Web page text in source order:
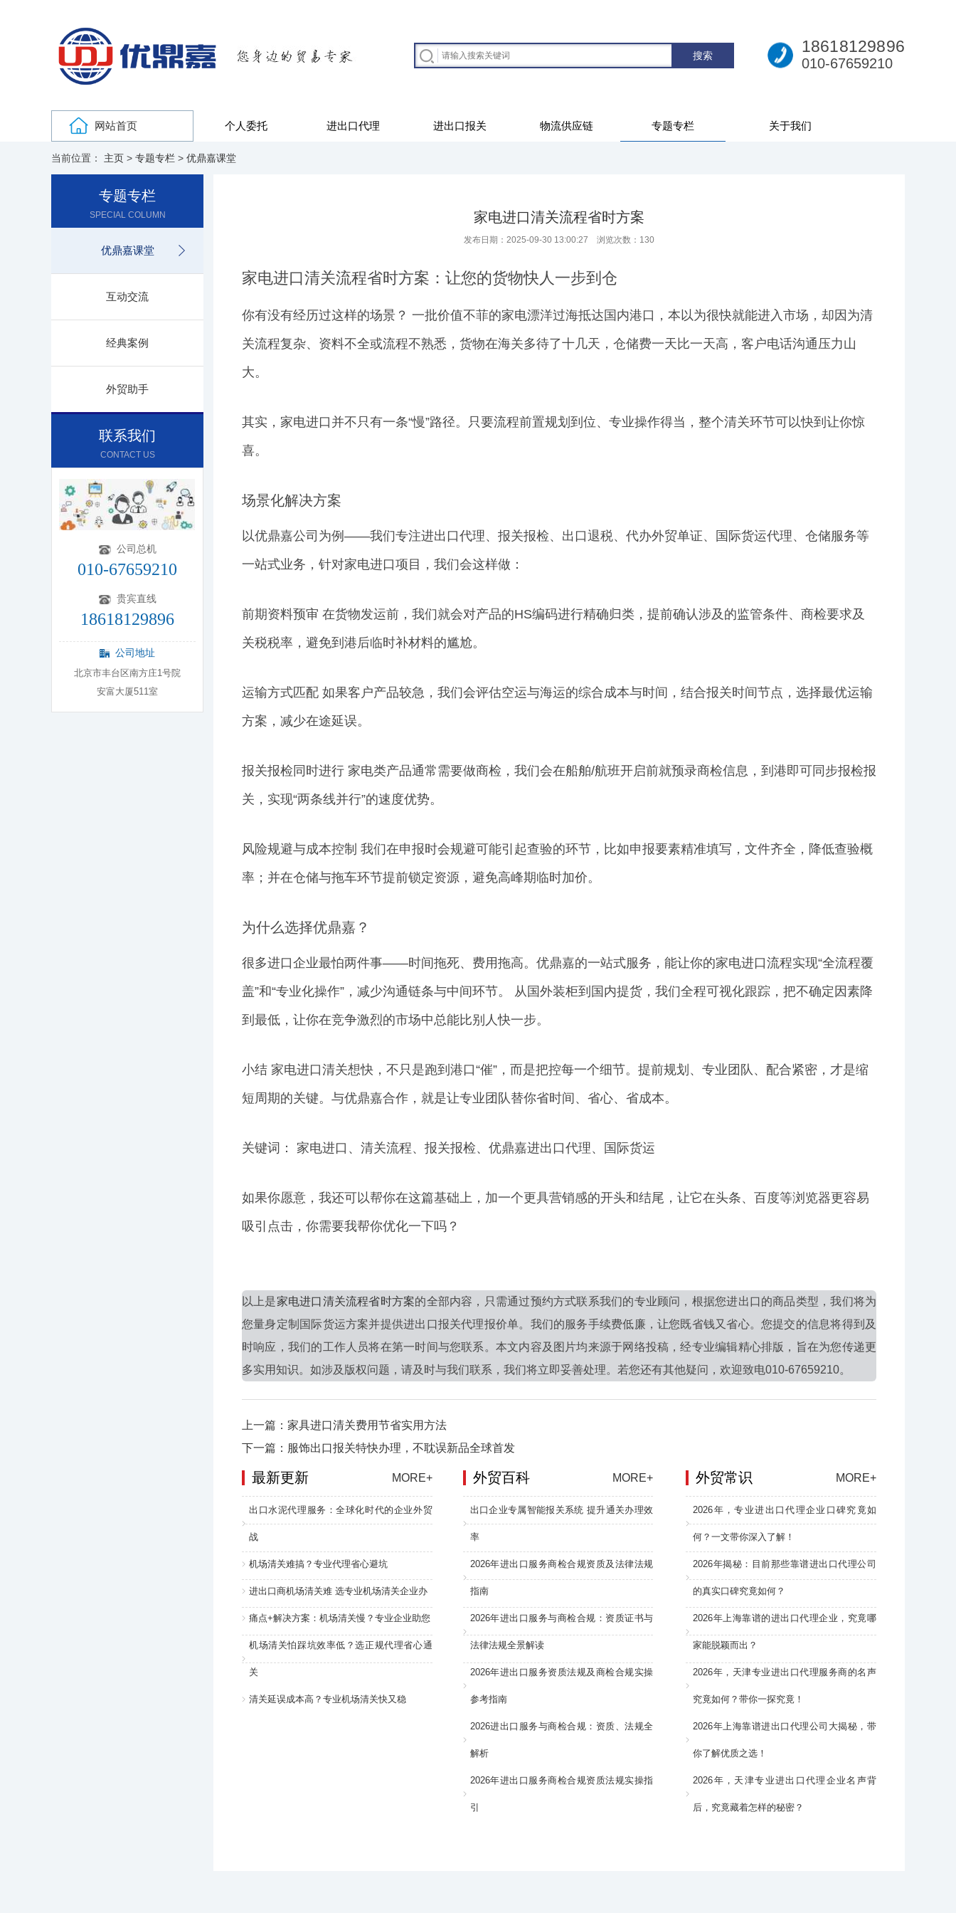
18618129896
010-67659210
网站首页 个人委托 进出口代理 进出口报关 物流供应链 专题专栏 关于我们
当前位置： 主页 > 专题专栏 > 优鼎嘉课堂
专题专栏
SPECIAL COLUMN
优鼎嘉课堂
互动交流
经典案例
外贸助手
联系我们
CONTACT US
公司总机
010-67659210
贵宾直线
18618129896
公司地址
北京市丰台区南方庄1号院
安富大厦511室
家电进口清关流程省时方案
发布日期：2025-09-30 13:00:27 浏览次数： 130
家电进口清关流程省时方案：让您的货物快人一步到仓
你有没有经历过这样的场景？ 一批价值不菲的家电漂洋过海抵达国内港口，本以为很快就能进入市场，却因为清
关流程复杂、资料不全或流程不熟悉，货物在海关多待了十几天，仓储费一天比一天高，客户电话沟通压力山
大。
其实，家电进口并不只有一条“慢”路径。只要流程前置规划到位、专业操作得当，整个清关环节可以快到让你惊
喜。
场景化解决方案
以优鼎嘉公司为例——我们专注进出口代理、报关报检、出口退税、代办外贸单证、国际货运代理、仓储服务等
一站式业务，针对家电进口项目，我们会这样做：
前期资料预审 在货物发运前，我们就会对产品的HS编码进行精确归类，提前确认涉及的监管条件、商检要求及
关税税率，避免到港后临时补材料的尴尬。
运输方式匹配 如果客户产品较急，我们会评估空运与海运的综合成本与时间，结合报关时间节点，选择最优运输
方案，减少在途延误。
报关报检同时进行 家电类产品通常需要做商检，我们会在船舶/航班开启前就预录商检信息，到港即可同步报检报
关，实现“两条线并行”的速度优势。
风险规避与成本控制 我们在申报时会规避可能引起查验的环节，比如申报要素精准填写，文件齐全，降低查验概
率；并在仓储与拖车环节提前锁定资源，避免高峰期临时加价。
为什么选择优鼎嘉？
很多进口企业最怕两件事——时间拖死、费用拖高。优鼎嘉的一站式服务，能让你的家电进口流程实现“全流程覆
盖”和“专业化操作”，减少沟通链条与中间环节。 从国外装柜到国内提货，我们全程可视化跟踪，把不确定因素降
到最低，让你在竞争激烈的市场中总能比别人快一步。
小结 家电进口清关想快，不只是跑到港口“催”，而是把控每一个细节。提前规划、专业团队、配合紧密，才是缩
短周期的关键。与优鼎嘉合作，就是让专业团队替你省时间、省心、省成本。
关键词： 家电进口、清关流程、报关报检、优鼎嘉进出口代理、国际货运
如果你愿意，我还可以帮你在这篇基础上，加一个更具营销感的开头和结尾，让它在头条、百度等浏览器更容易
吸引点击，你需要我帮你优化一下吗？
以上是家电进口清关流程省时方案的全部内容，只需通过预约方式联系我们的专业顾问，根据您进出口的商品类型，我们将为
您量身定制国际货运方案并提供进出口报关代理报价单。我们的服务手续费低廉，让您既省钱又省心。您提交的信息将得到及
时响应，我们的工作人员将在第一时间与您联系。本文内容及图片均来源于网络投稿，经专业编辑精心排版，旨在为您传递更
多实用知识。如涉及版权问题，请及时与我们联系，我们将立即妥善处理。若您还有其他疑问，欢迎致电010-67659210。
上一篇：家具进口清关费用节省实用方法
下一篇：服饰出口报关特快办理，不耽误新品全球首发
最新更新 MORE+
出口水泥代理服务：全球化时代的企业外贸
战
机场清关难搞？专业代理省心避坑
进出口商机场清关难 选专业机场清关企业办
痛点+解决方案：机场清关慢？专业企业助您
机场清关怕踩坑效率低？选正规代理省心通
关
清关延误成本高？专业机场清关快又稳
外贸常识 MORE+
2026年，专业进出口代理企业口碑究竟如
何？一文带你深入了解！
2026年揭秘：目前那些靠谱进出口代理公司
的真实口碑究竟如何？
2026年上海靠谱的进出口代理企业，究竟哪
家能脱颖而出？
2026年，天津专业进出口代理服务商的名声
究竟如何？带你一探究竟！
2026年上海靠谱进出口代理公司大揭秘，带
你了解优质之选！
2026年，天津专业进出口代理企业名声背
后，究竟藏着怎样的秘密？
外贸百科 MORE+
出口企业专属智能报关系统 提升通关办理效
率
2026年进出口服务商检合规资质及法律法规
指南
2026年进出口服务与商检合规：资质证书与
法律法规全景解读
2026年进出口服务资质法规及商检合规实操
参考指南
2026进出口服务与商检合规：资质、法规全
解析
2026年进出口服务商检合规资质法规实操指
引